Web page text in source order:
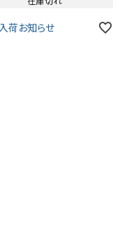
荷お知らせ